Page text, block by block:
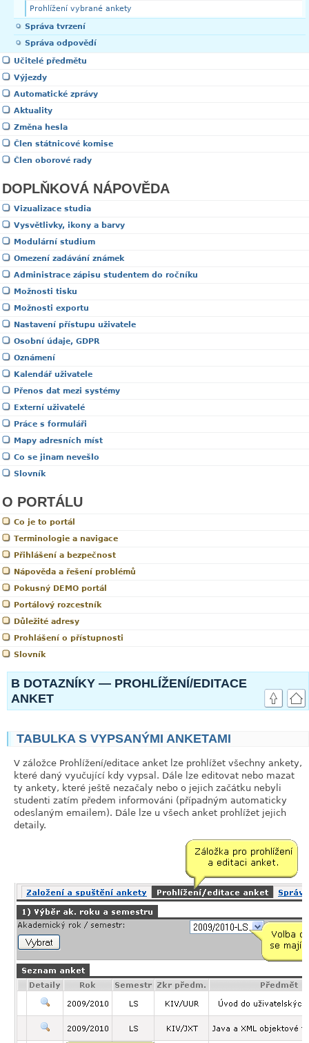
Prohlížení vybrané ankety
Správa tvrzení
Správa odpovědí
Učitelé předmětu
Výjezdy
Automatické zprávy
Aktuality
Změna hesla
Člen státnicové komise
Člen oborové rady
DOPLŇKOVÁ NÁPOVĚDA
Vizualizace studia
Vysvětlivky, ikony a barvy
Modulární studium
Omezení zadávání známek
Administrace zápisu studentem do ročníku
Možnosti tisku
Možnosti exportu
Nastavení přístupu uživatele
Osobní údaje, GDPR
Oznámení
Kalendář uživatele
Přenos dat mezi systémy
Externí uživatelé
Práce s formuláři
Mapy adresních míst
Co se jinam nevešlo
Slovník
O PORTÁLU
Co je to portál
Terminologie a navigace
Přihlášení a bezpečnost
Nápověda a řešení problémů
Pokusný DEMO portál
Portálový rozcestník
Důležité adresy
Prohlášení o přístupnosti
Slovník
B DOTAZNÍKY — PROHLÍŽENÍ/EDITACE
ANKET
TABULKA S VYPSANÝMI ANKETAMI
V záložce Prohlížení/editace anket lze prohlížet všechny ankety,
které daný vyučující kdy vypsal. Dále lze editovat nebo mazat
ty ankety, které ještě nezačaly nebo o jejich začátku nebyli
studenti zatím předem informováni (případným automaticky
odeslaným emailem). Dále lze u všech anket prohlížet jejich
detaily.